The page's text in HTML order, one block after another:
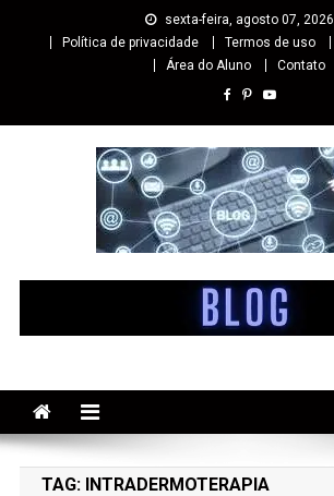
sexta-feira, agosto 07, 2026
Política de privacidade
Termos de uso
Área do Aluno
Contato
Master cursos EaD
TAG: INTRADERMOTERAPIA